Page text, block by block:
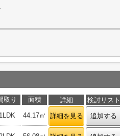
取り 面積 詳細
検討リスト
44.17㎡ 詳細を見る 追加する